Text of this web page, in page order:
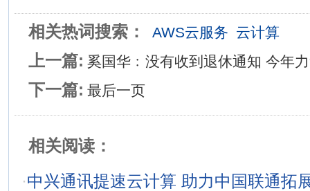
相关热词搜索： AWS云服务 云计算
上一篇: 奚国华﹕没有收到退休通知 今年
下一篇: 最后一页
相关阅读：
·中兴通讯提速云计算 助力中国联通拓